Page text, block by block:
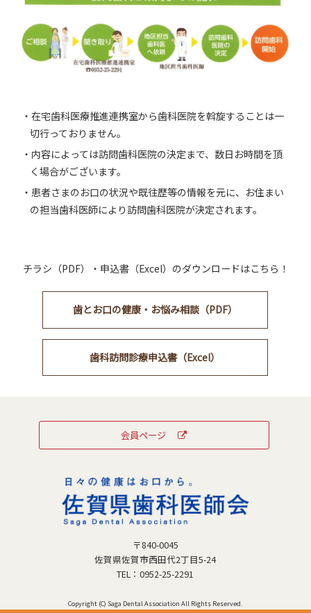
・在宅歯科医療推進連携室から歯科医院を斡旋することは一
切行っておりません。
・内容によっては訪問歯科医院の決定まで、数日お時間を頂
く場合がございます。
・患者さまのお口の状況や既往歴等の情報を元に、お住まい
の担当歯科医師により訪問歯科医院が決定されます。
チラシ（PDF）・申込書（Excel）のダウンロードはこちら！
⻭とお⼝の健康・お悩み相談（PDF）
歯科訪問診療申込書（Excel）
会員ページ
〒840-0045
佐賀県佐賀市西田代2丁目5-24
TEL：0952-25-2291
Copyright (C) Saga Dental Association All Rights Reserved.